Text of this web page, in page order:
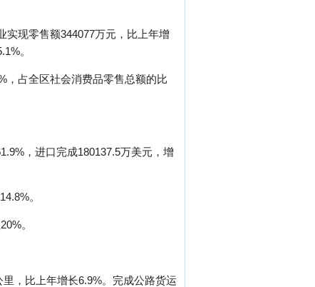
实现零售额344077万元，比上年增
。
，占全区社会消费品零售总额的比
，进口完成180137.5万美元，增
。
。
，比上年增长6.9%。完成公路货运